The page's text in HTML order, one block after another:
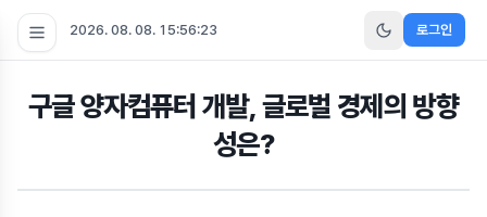
2026. 08. 08. 15:56:24 로그인
구글 양자컴퓨터 개발, 글로벌 경제의 방향
성은?